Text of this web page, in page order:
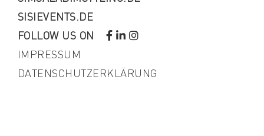
SISIEVENTS.DE
FOLLOW US ON
IMPRESSUM
DATENSCHUTZERKLÄRUNG